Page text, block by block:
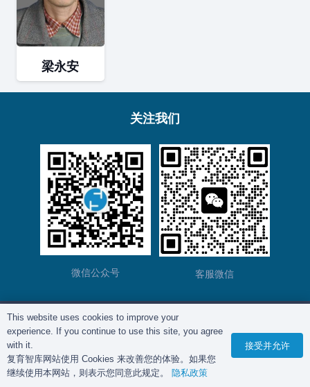
梁永安
关注我们
微信公众号 客服微信
版权所有©复育智库2012 – 2025年 |
This website uses cookies to improve your
experience. If you continue to use this site, you agree
with it.
复育智库网站使用 Cookies 来改善您的体验。如果您
继续使用本网站，则表示您同意此规定。 隐私政策
接受并允许